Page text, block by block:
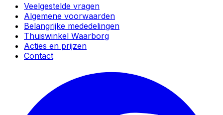
Veelgestelde vragen
Algemene voorwaarden
Belangrijke mededelingen
Thuiswinkel Waarborg
Acties en prijzen
Contact